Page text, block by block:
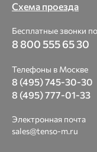
Схема проезда
Бесплатные звонки
8 800 555 65 30
Телефоны в Москве
8 (495) 745-30-30
8 (495) 777-01-33
Электронная почта
sales@tenso-m.ru